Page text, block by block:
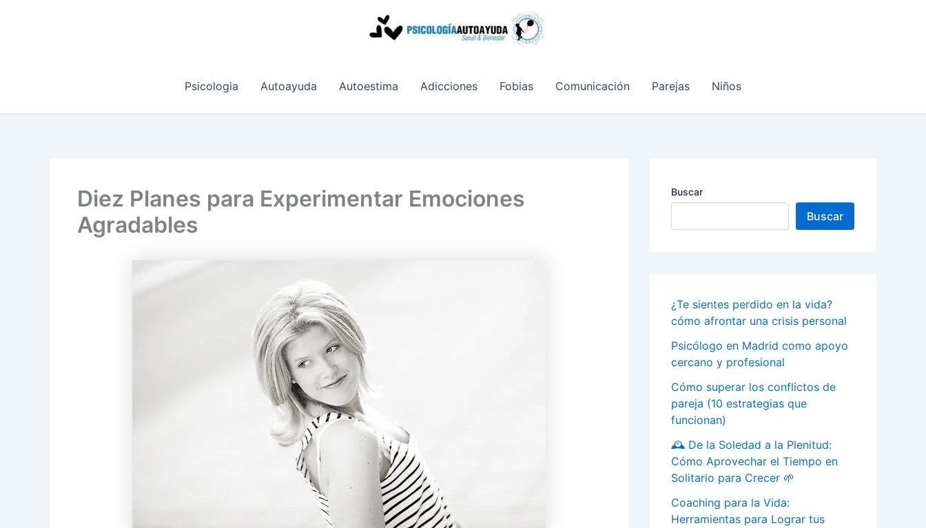
Psicologia Autoayuda Autoestima Adicciones Fobias Comunicación Parejas Niños
Diez Planes para Experimentar Emociones
Agradables
Buscar
Buscar
¿Te sientes perdido en la vida?
cómo afrontar una crisis personal
Psicólogo en Madrid como apoyo
cercano y profesional
Cómo superar los conflictos de
pareja (10 estrategias que
funcionan)
🕰️ De la Soledad a la Plenitud:
Cómo Aprovechar el Tiempo en
Solitario para Crecer 🌱
Coaching para la Vida:
Herramientas para Lograr tus